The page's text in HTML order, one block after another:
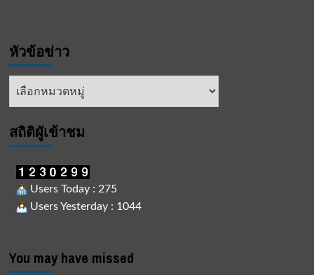
หัวข้อข่าว
หัวข้อ
สถิติผูัเข้าชม
Users Today : 275
Users Yesterday : 1044
You may have missed